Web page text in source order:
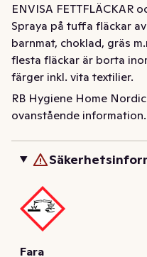
ENVISA FETTFLÄCKAR
Spraya på tuffa fläckar
barnmat, choklad, gräs
flesta fläckar är borta
färger inkl. vita textilier.
Speciellt utvecklad
fettfläckar och intorkade
barnmat, choklad, gräs
Börjar verka direkt och
30 sekunder.
Säker på alla färger inkl.
RB Hygiene Home
ovanstående information.
Fara